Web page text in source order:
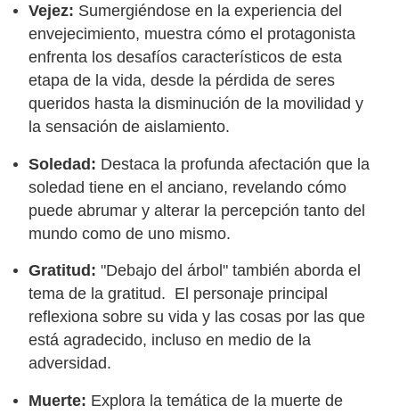
Vejez: Sumergiéndose en la experiencia del
envejecimiento, muestra cómo el protagonista
enfrenta los desafíos característicos de esta
etapa de la vida, desde la pérdida de seres
queridos hasta la disminución de la movilidad y
la sensación de aislamiento.
Soledad: Destaca la profunda afectación que la
soledad tiene en el anciano, revelando cómo
puede abrumar y alterar la percepción tanto del
mundo como de uno mismo.
Gratitud: "Debajo del árbol" también aborda el
tema de la gratitud. El personaje principal
reflexiona sobre su vida y las cosas por las que
está agradecido, incluso en medio de la
adversidad.
Muerte: Explora la temática de la muerte de